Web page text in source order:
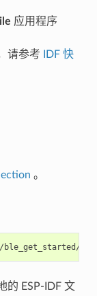
应用程序
请参考
IDF 快
。
的 ESP-IDF 文